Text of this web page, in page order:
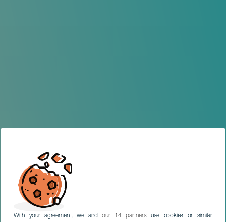
With your agreement, we andour 14 partnersuse cookies or similar